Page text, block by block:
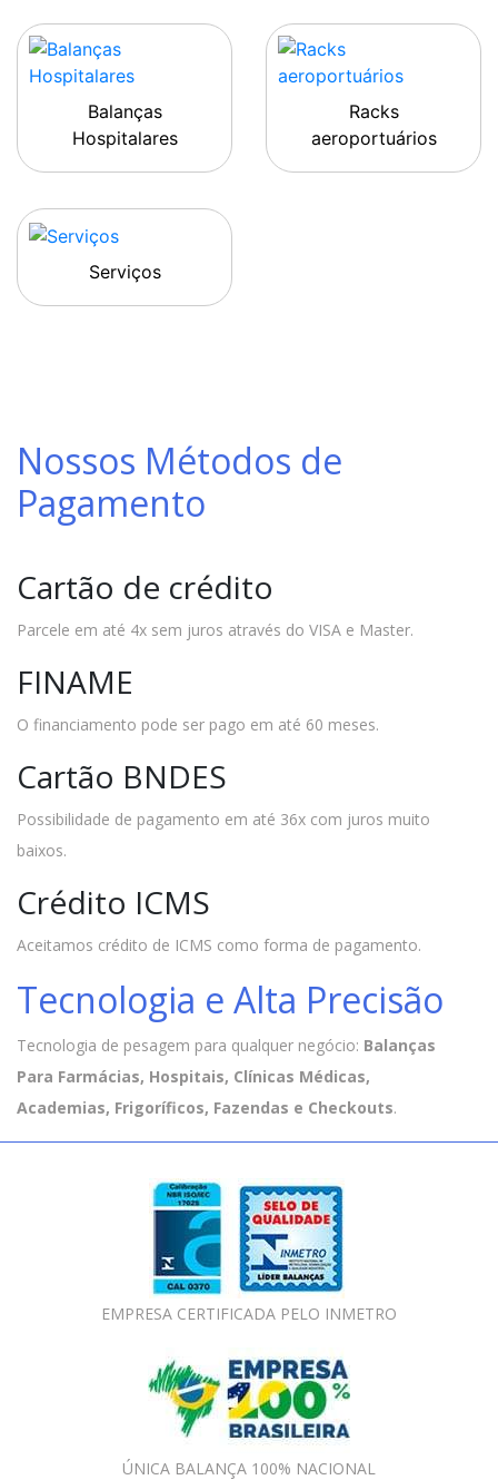
Balanças
Hospitalares
Racks
aeroportuários
Serviços
Nossos Métodos de
Pagamento
Cartão de crédito
Parcele em até 4x sem juros através do VISA e Master.
FINAME
O financiamento pode ser pago em até 60 meses.
Cartão BNDES
Possibilidade de pagamento em até 36x com juros muito
baixos.
Crédito ICMS
Aceitamos crédito de ICMS como forma de pagamento.
Tecnologia e Alta Precisão
Tecnologia de pesagem para qualquer negócio: Balanças
Para Farmácias, Hospitais, Clínicas Médicas,
Academias, Frigoríficos, Fazendas e Checkouts.
EMPRESA CERTIFICADA PELO INMETRO
ÚNICA BALANÇA 100% NACIONAL